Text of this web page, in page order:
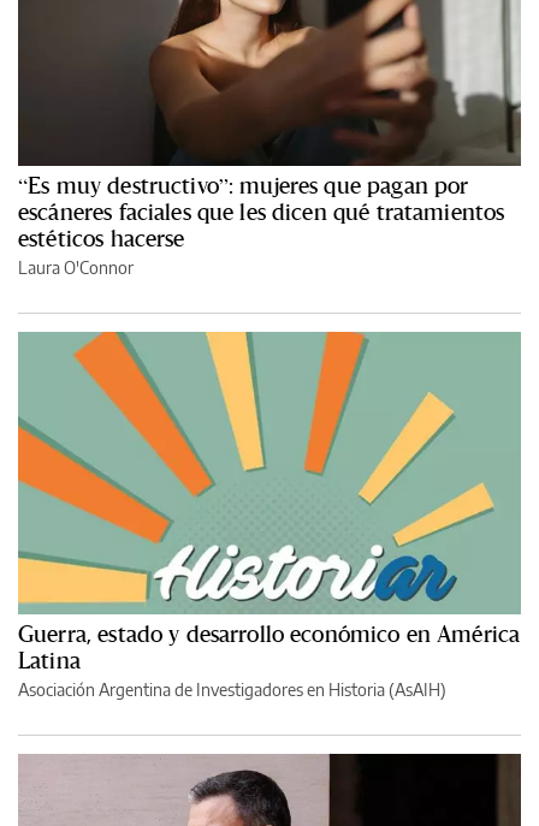
“Es muy destructivo”: mujeres que pagan por
escáneres faciales que les dicen qué tratamientos
estéticos hacerse
Laura O'Connor
Guerra, estado y desarrollo económico en América
Latina
Asociación Argentina de Investigadores en Historia (AsAIH)